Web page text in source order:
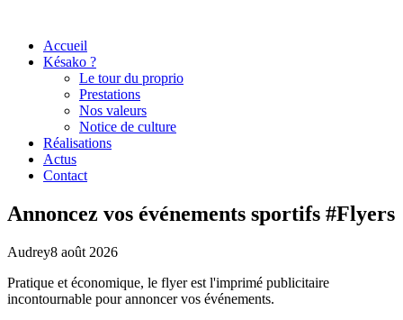
Accueil
Késako ?
Le tour du proprio
Prestations
Nos valeurs
Notice de culture
Réalisations
Actus
Contact
Annoncez vos événements sportifs #Flyers
Audrey8 août 2026
Pratique et économique, le flyer est l'imprimé publicitaire
incontournable pour annoncer vos événements.